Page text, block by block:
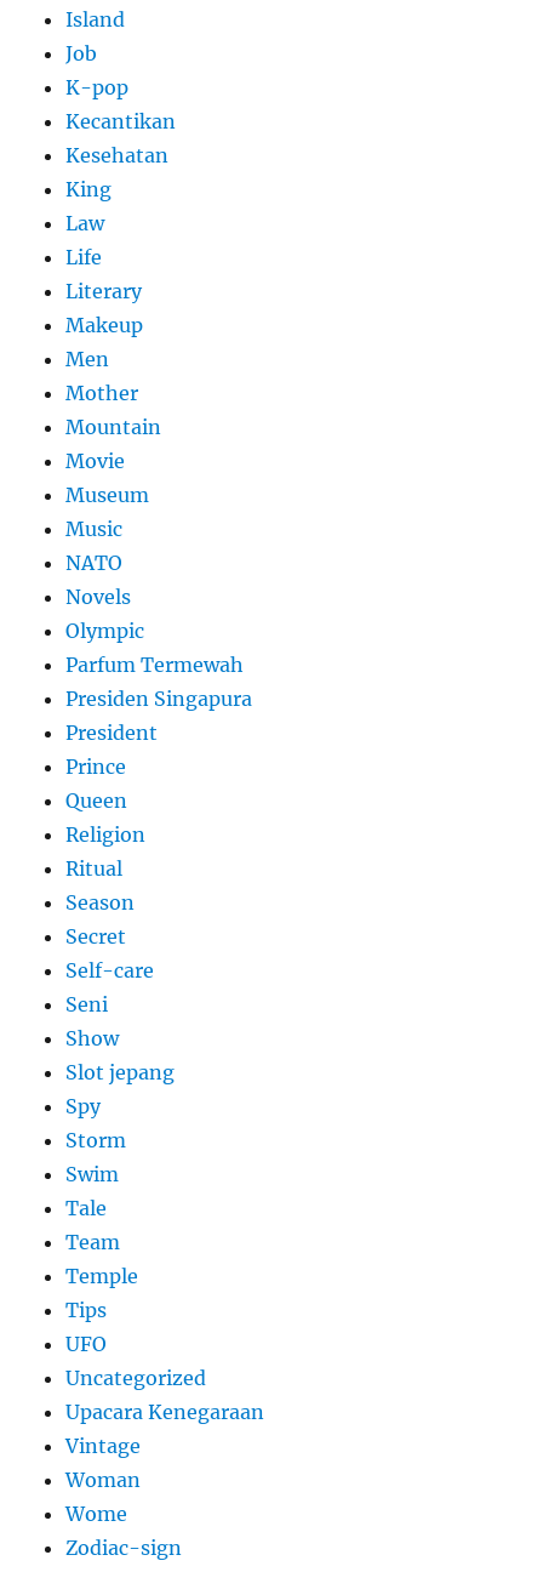
Island
Job
K-pop
Kecantikan
Kesehatan
King
Law
Life
Literary
Makeup
Men
Mother
Mountain
Movie
Museum
Music
NATO
Novels
Olympic
Parfum Termewah
Presiden Singapura
President
Prince
Queen
Religion
Ritual
Season
Secret
Self-care
Seni
Show
Slot jepang
Spy
Storm
Swim
Tale
Team
Temple
Tips
UFO
Uncategorized
Upacara Kenegaraan
Vintage
Woman
Wome
Zodiac-sign